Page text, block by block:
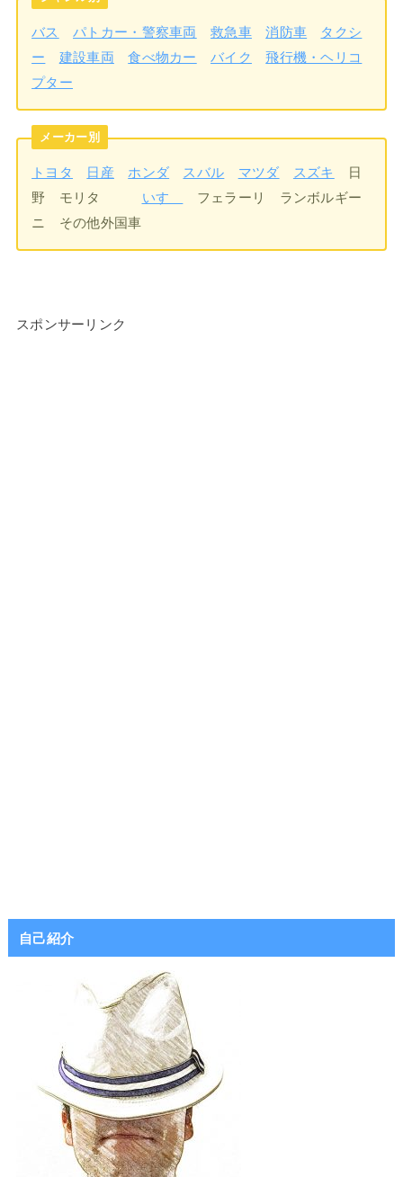
バス パトカー・警察車両 救急車 消防車
タクシ
ー
建設車両 食べ物カー バイク
飛行機・ヘリコ
プター
メーカー別
トヨタ 日産 ホンダ スバル マツダ スズキ
日
野 モリタ いすゞ
フェラーリ ランボルギー
ニ その他外国車
スポンサーリンク
自己紹介